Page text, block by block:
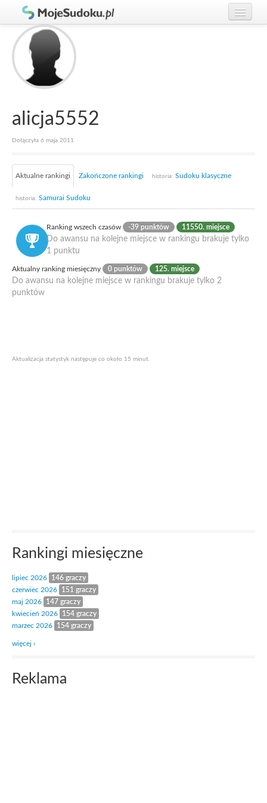
Graj w Sudoku!
Zasady Sudoku
Rankingi
Gracze
alicja5552
Dołączyła 6 maja 2011
Aktualne rankingi Zakończone rankingi historia: Sudoku klasyczne
historia: Samurai Sudoku
Ranking wszech czasów -39 punktów 11550. miejsce
Do awansu na kolejne miejsce w rankingu brakuje tylko
1 punktu
Aktualny ranking miesięczny 0 punktów 125. miejsce
Do awansu na kolejne miejsce w rankingu brakuje tylko 2
punktów
Aktualizacja statystyk następuje co około 15 minut.
Rankingi miesięczne
lipiec 2026
146 graczy
czerwiec 2026
151 graczy
maj 2026
147 graczy
kwiecień 2026
154 graczy
marzec 2026
154 graczy
więcej ›
Reklama